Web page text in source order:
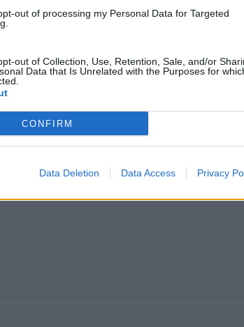
out of processing my Personal Data for Targeted
out of Collection, Use, Retention, Sale, and/or
Data that Is Unrelated with the Purposes for
CONFIRM
Data Deletion Data Access Privacy